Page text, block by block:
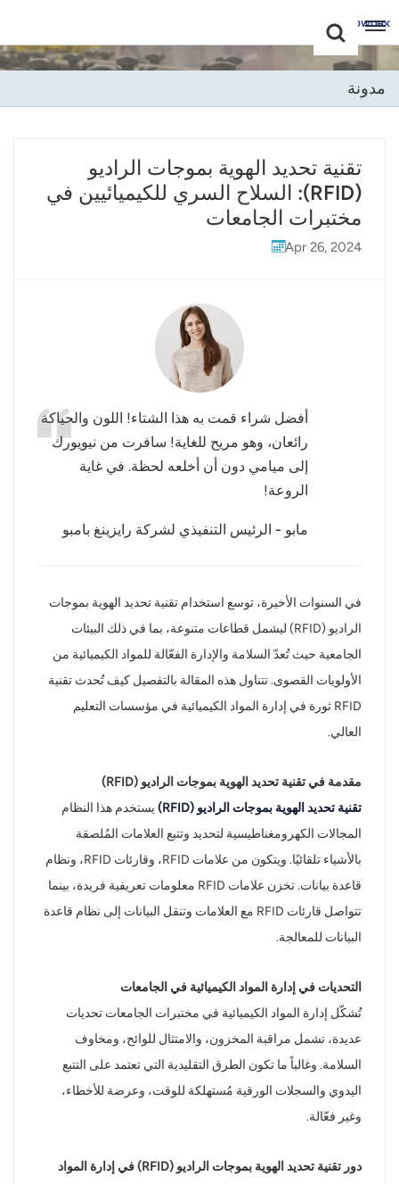
+86 -18681515767
English
Deutsch
Русский
Português
Nederland
عربي
日语
Melayu
แบบไทย
Indonesia
norsk
magyar
مدونة
تقنية تحديد الهوية بموجات الراديو
(RFID): السلاح السري للكيميائيين في
مختبرات الجامعات
Apr 26, 2024
أفضل شراء قمت به هذا الشتاء! اللون والحياكة
رائعان، وهو مريح للغاية! سافرت من نيويورك
إلى ميامي دون أن أخلعه لحظة. في غاية
الروعة!
مابو - الرئيس التنفيذي لشركة رايزينغ بامبو
في السنوات الأخيرة، توسع استخدام تقنية تحديد الهوية بموجات
الراديو (RFID) ليشمل قطاعات متنوعة، بما في ذلك البيئات
الجامعية حيث تُعدّ السلامة والإدارة الفعّالة للمواد الكيميائية من
الأولويات القصوى. تتناول هذه المقالة بالتفصيل كيف تُحدث تقنية
RFID ثورة في إدارة المواد الكيميائية في مؤسسات التعليم
العالي.
مقدمة في تقنية تحديد الهوية بموجات الراديو (RFID)
تقنية تحديد الهوية بموجات الراديو (RFID)
يستخدم هذا النظام
المجالات الكهرومغناطيسية لتحديد وتتبع العلامات المُلصقة
بالأشياء تلقائيًا. ويتكون من علامات RFID، وقارئات RFID، ونظام
قاعدة بيانات. تخزن علامات RFID معلومات تعريفية فريدة، بينما
تتواصل قارئات RFID مع العلامات وتنقل البيانات إلى نظام قاعدة
البيانات للمعالجة.
التحديات في إدارة المواد الكيميائية في الجامعات
تُشكّل إدارة المواد الكيميائية في مختبرات الجامعات تحديات
عديدة، تشمل مراقبة المخزون، والامتثال للوائح، ومخاوف
السلامة. وغالباً ما تكون الطرق التقليدية التي تعتمد على التتبع
اليدوي والسجلات الورقية مُستهلكة للوقت، وعرضة للأخطاء،
وغير فعّالة.
دور تقنية تحديد الهوية بموجات الراديو (RFID) في إدارة المواد